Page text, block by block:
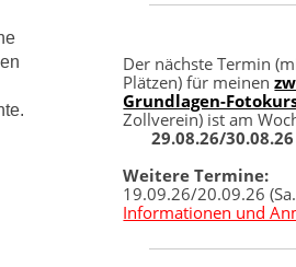
Der nächste Termin
Plätzen) für meinen
Grundlagen-
Zollverein) ist am
29.08.26/30.08.26
Weitere Termine:
19.09.26/20.09.26
Informationen und